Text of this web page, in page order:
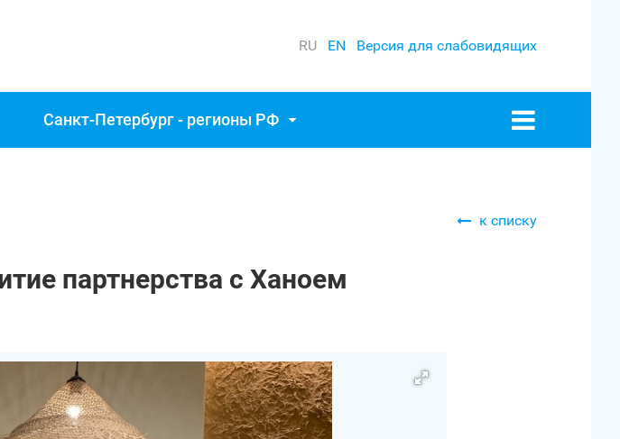
RU EN Версия для слабовидящих
Санкт‑Петербург - регионы РФ
к списку
партнерства с Ханоем